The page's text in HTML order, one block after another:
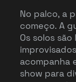
No palco, a
começo. A
Os solos
acompanha
show para